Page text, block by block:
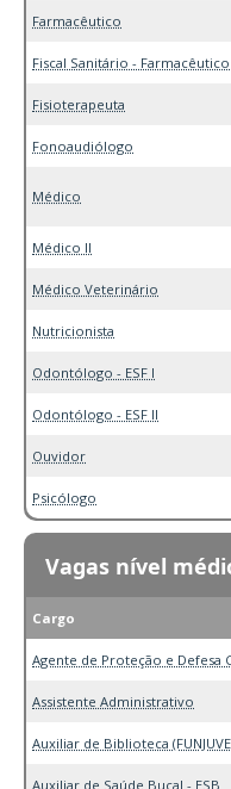
Farmacêutico
Fiscal Sanitário - Farmacêutico
Fisioterapeuta
Fonoaudiólogo
Médico
Médico II
Médico Veterinário
Nutricionista
Odontólogo - ESF I
Odontólogo - ESF II
Ouvidor
Psicólogo
Vagas nível
Cargo
Agente de Proteção e Defesa
Assistente Administrativo
Auxiliar de Biblioteca
Auxiliar de Saúde Bucal - ESB